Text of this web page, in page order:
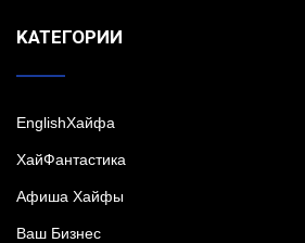
KАТЕГОРИИ
EnglishХайфа
XайФантастика
Афиша Хайфы
Ваш Бизнес